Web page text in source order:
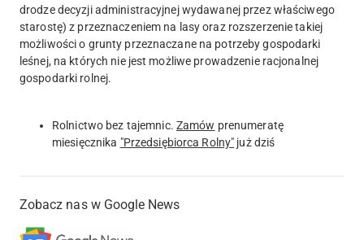
drodze decyzji administracyjnej wydawanej przez właściwego
starostę) z przeznaczeniem na lasy oraz rozszerzenie takiej
możliwości o grunty przeznaczane na potrzeby gospodarki
leśnej, na których nie jest możliwe prowadzenie racjonalnej
gospodarki rolnej.
Rolnictwo bez tajemnic. Zamów prenumeratę
miesięcznika "Przedsiębiorca Rolny" już dziś
Zobacz nas w Google News